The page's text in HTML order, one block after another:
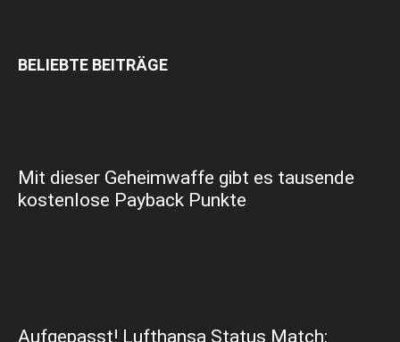
BELIEBTE BEITRÄGE
Mit dieser Geheimwaffe gibt es tausende
kostenlose Payback Punkte
Aufgepasst! Lufthansa Status Match: